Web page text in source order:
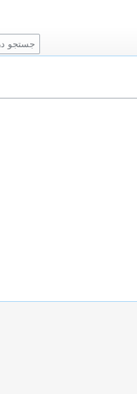
ج
س
و